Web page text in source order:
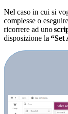
Nel caso in cui si
complesse o
ricorrere ad uno
disposizione la “Set